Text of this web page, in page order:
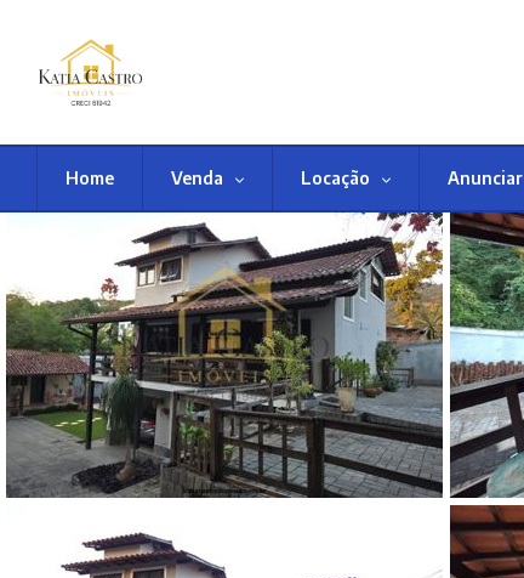
Home Venda Locação Anunciar